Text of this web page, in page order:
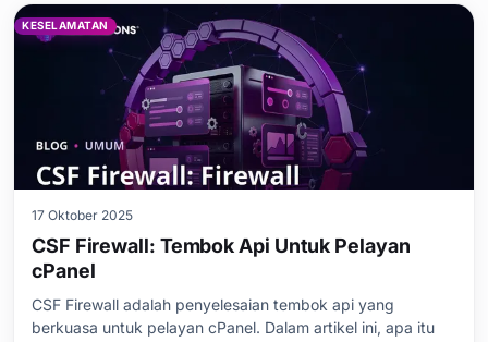
KESELAMATAN
17 Oktober 2025
CSF Firewall: Tembok Api Untuk Pelayan
cPanel
CSF Firewall adalah penyelesaian tembok api yang
berkuasa untuk pelayan cPanel. Dalam artikel ini, apa itu